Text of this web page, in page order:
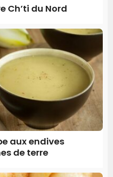
Ch’ti du Nord
aux endives
de terre